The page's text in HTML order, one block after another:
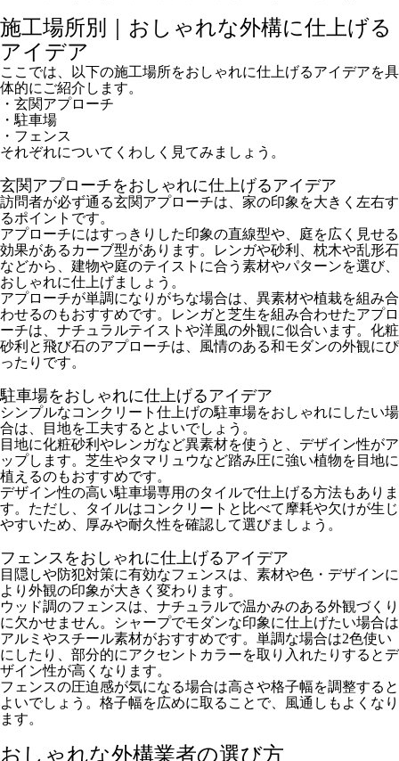
施工場所別｜おしゃれな外構に仕上げる
アイデア
ここでは、以下の施工場所をおしゃれに仕上げるアイデアを具
体的にご紹介します。
・玄関アプローチ
・駐車場
・フェンス
それぞれについてくわしく見てみましょう。
玄関アプローチをおしゃれに仕上げるアイデア
訪問者が必ず通る玄関アプローチは、家の印象を大きく左右す
るポイントです。
アプローチにはすっきりした印象の直線型や、庭を広く見せる
効果があるカーブ型があります。レンガや砂利、枕木や乱形石
などから、建物や庭のテイストに合う素材やパターンを選び、
おしゃれに仕上げましょう。
アプローチが単調になりがちな場合は、異素材や植栽を組み合
わせるのもおすすめです。レンガと芝生を組み合わせたアプロ
ーチは、ナチュラルテイストや洋風の外観に似合います。化粧
砂利と飛び石のアプローチは、風情のある和モダンの外観にぴ
ったりです。
駐車場をおしゃれに仕上げるアイデア
シンプルなコンクリート仕上げの駐車場をおしゃれにしたい場
合は、目地を工夫するとよいでしょう。
目地に化粧砂利やレンガなど異素材を使うと、デザイン性がア
ップします。芝生やタマリュウなど踏み圧に強い植物を目地に
植えるのもおすすめです。
デザイン性の高い駐車場専用のタイルで仕上げる方法もありま
す。ただし、タイルはコンクリートと比べて摩耗や欠けが生じ
やすいため、厚みや耐久性を確認して選びましょう。
フェンスをおしゃれに仕上げるアイデア
目隠しや防犯対策に有効なフェンスは、素材や色・デザインに
より外観の印象が大きく変わります。
ウッド調のフェンスは、ナチュラルで温かみのある外観づくり
に欠かせません。シャープでモダンな印象に仕上げたい場合は
アルミやスチール素材がおすすめです。単調な場合は2色使い
にしたり、部分的にアクセントカラーを取り入れたりするとデ
ザイン性が高くなります。
フェンスの圧迫感が気になる場合は高さや格子幅を調整すると
よいでしょう。格子幅を広めに取ることで、風通しもよくなり
ます。
おしゃれな外構業者の選び方